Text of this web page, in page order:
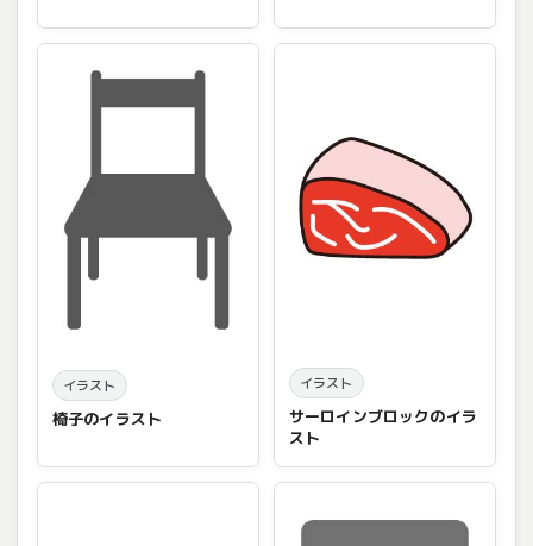
イラスト
椅子のイラスト
イラスト
サーロインブロックのイラ
スト